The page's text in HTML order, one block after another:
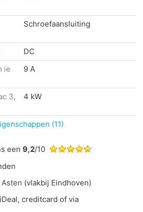
Schroefaansluiting
DC
ie
9 A
3,
4 kW
(11)
een 9,2/10
Asten (vlakbij Eindhoven)
creditcard of via